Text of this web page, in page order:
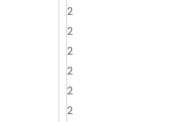
2
2
2
2
2
2